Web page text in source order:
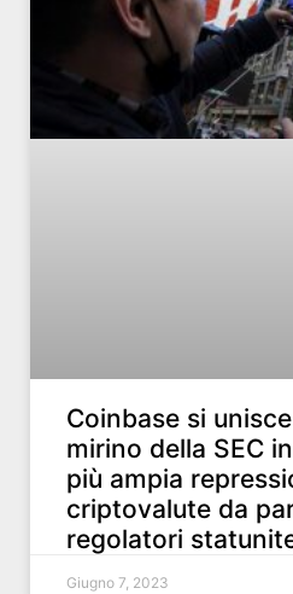
Coinbase si
mirino della SEC
più ampia
criptovalute da
regolatori
Giugno 7, 2023